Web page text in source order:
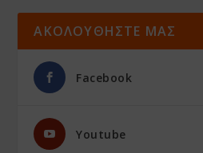
ΑΚΟΛΟΥΘΗΣΤΕ ΜΑΣ
Facebook
Youtube